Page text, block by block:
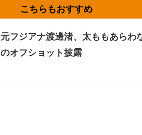
元フジアナ渡邊渚、太ももあらわ
のオフショット披露